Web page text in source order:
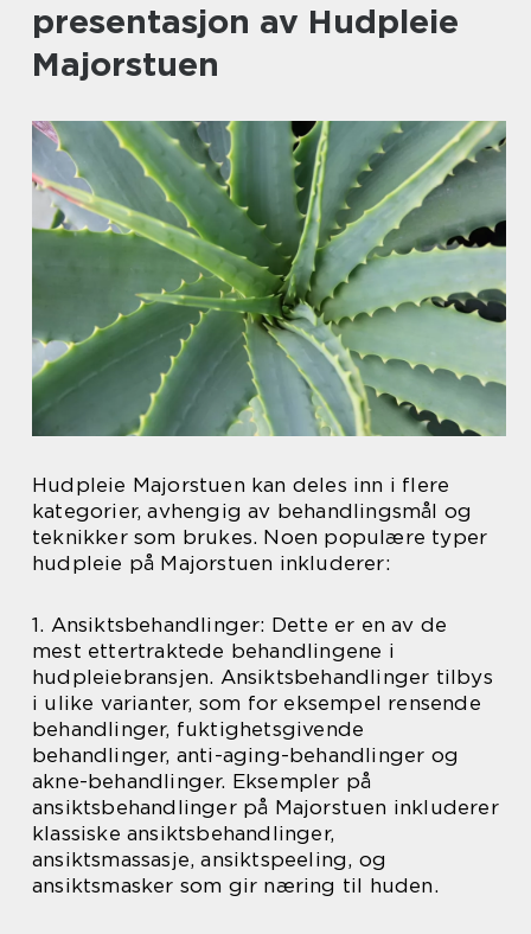
presentasjon av Hudpleie
Majorstuen
Hudpleie Majorstuen kan deles inn i flere
kategorier, avhengig av behandlingsmål og
teknikker som brukes. Noen populære typer
hudpleie på Majorstuen inkluderer:
1. Ansiktsbehandlinger: Dette er en av de
mest ettertraktede behandlingene i
hudpleiebransjen. Ansiktsbehandlinger tilbys
i ulike varianter, som for eksempel rensende
behandlinger, fuktighetsgivende
behandlinger, anti-aging-behandlinger og
akne-behandlinger. Eksempler på
ansiktsbehandlinger på Majorstuen inkluderer
klassiske ansiktsbehandlinger,
ansiktsmassasje, ansiktspeeling, og
ansiktsmasker som gir næring til huden.